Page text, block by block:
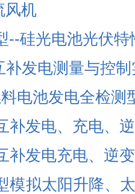
风机
--硅光电池光伏特
补发电测量与控
电池发电全检测
补发电、充电、
补发电充电、逆
模拟太阳升降、